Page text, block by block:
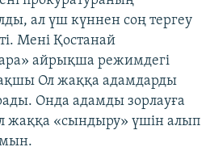
ал үш күннен соң тергеу
Мені Қостанай
айрықша режимдегі
Ол жаққа адамдарды
Онда адамды зорлауға
жаққа «сындыру» үшін алып